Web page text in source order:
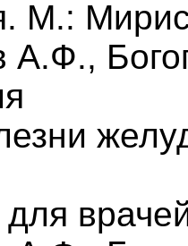
М.:
А.Ф.,
для